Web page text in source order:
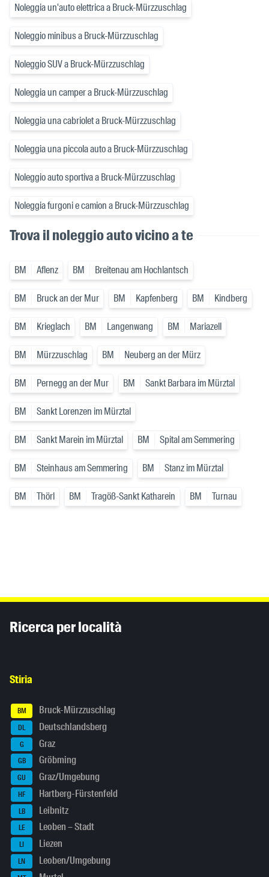
Noleggia un'auto elettrica a Bruck-Mürzzuschlag
Noleggio minibus a Bruck-Mürzzuschlag
Noleggio SUV a Bruck-Mürzzuschlag
Noleggia un camper a Bruck-Mürzzuschlag
Noleggia una cabriolet a Bruck-Mürzzuschlag
Noleggia una piccola auto a Bruck-Mürzzuschlag
Noleggio auto sportiva a Bruck-Mürzzuschlag
Noleggia furgoni e camion a Bruck-Mürzzuschlag
Trova il noleggio auto vicino a te
BM Aflenz BM Breitenau am Hochlantsch
BM Bruck an der Mur BM Kapfenberg BM Kindberg
BM Krieglach BM Langenwang BM Mariazell
BM Mürzzuschlag BM Neuberg an der Mürz
BM Pernegg an der Mur BM Sankt Barbara im Mürztal
BM Sankt Lorenzen im Mürztal
BM Sankt Marein im Mürztal BM Spital am Semmering
BM Steinhaus am Semmering BM Stanz im Mürztal
BM Thörl BM Tragöß-Sankt Katharein BM Turnau
Ricerca per località
Stiria
BM Bruck-Mürzzuschlag
DL Deutschlandsberg
G Graz
GB Gröbming
GU Graz/Umgebung
HF Hartberg-Fürstenfeld
LB Leibnitz
LE Leoben – Stadt
LI Liezen
LN Leoben/Umgebung